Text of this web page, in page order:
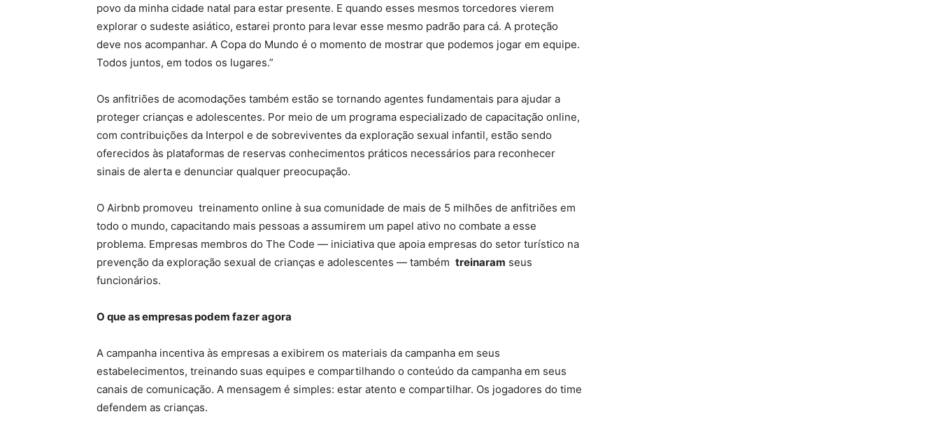
povo da minha cidade natal para estar presente. E quando esses mesmos torcedores vierem
explorar o sudeste asiático, estarei pronto para levar esse mesmo padrão para cá. A proteção
deve nos acompanhar. A Copa do Mundo é o momento de mostrar que podemos jogar em equipe.
Todos juntos, em todos os lugares.”
Os anfitriões de acomodações também estão se tornando agentes fundamentais para ajudar a
proteger crianças e adolescentes. Por meio de um programa especializado de capacitação online,
com contribuições da Interpol e de sobreviventes da exploração sexual infantil, estão sendo
oferecidos às plataformas de reservas conhecimentos práticos necessários para reconhecer
sinais de alerta e denunciar qualquer preocupação.
O Airbnb promoveu treinamento online à sua comunidade de mais de 5 milhões de anfitriões em
todo o mundo, capacitando mais pessoas a assumirem um papel ativo no combate a esse
problema. Empresas membros do The Code — iniciativa que apoia empresas do setor turístico na
prevenção da exploração sexual de crianças e adolescentes — também treinaram seus
funcionários.
O que as empresas podem fazer agora
A campanha incentiva às empresas a exibirem os materiais da campanha em seus
estabelecimentos, treinando suas equipes e compartilhando o conteúdo da campanha em seus
canais de comunicação. A mensagem é simples: estar atento e compartilhar. Os jogadores do time
defendem as crianças.